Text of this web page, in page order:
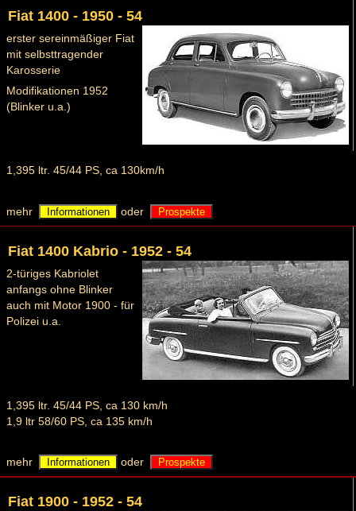
Fiat 1400 - 1950 - 54
erster sereinmäßiger Fiat
mit selbsttragender
Karosserie
Modifikationen 1952
(Blinker u.a.)
1,395 ltr. 45/44 PS, ca 130km/h
mehr Informationen oder Prospekte
Fiat 1400 Kabrio - 1952 - 54
2-türiges Kabriolet
anfangs ohne Blinker
auch mit Motor 1900 - für
Polizei u.a.
1,395 ltr. 45/44 PS, ca 130 km/h
1,9 ltr 58/60 PS, ca 135 km/h
mehr Informationen oder Prospekte
Fiat 1900 - 1952 - 54